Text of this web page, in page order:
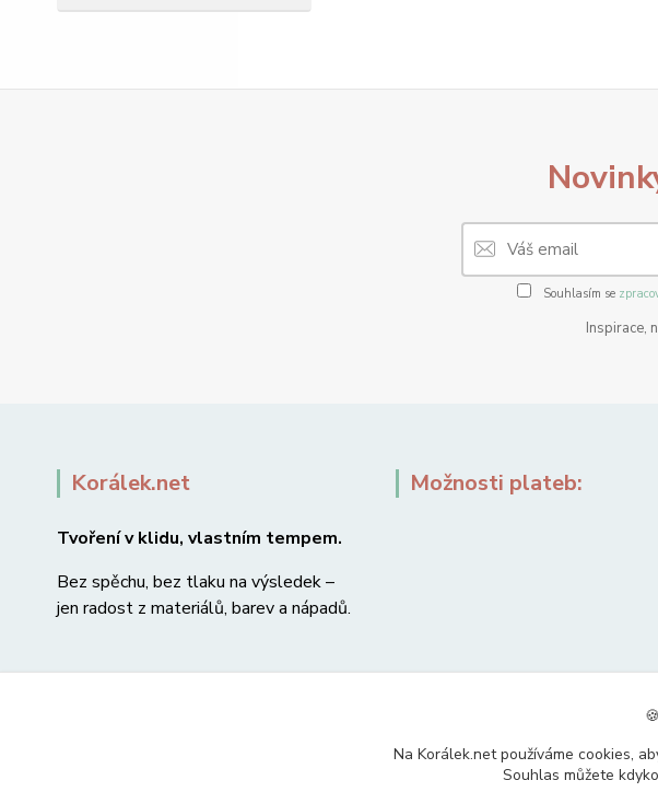
Souhlasím se
Inspirace,
Korálek.net
Tvoření v klidu, vlastním tempem.
Bez spěchu, bez tlaku na výsledek –
jen radost z materiálů, barev a nápadů.
Možnosti plateb:
Na Korálek.net používáme cookies,
Souhlas můžete